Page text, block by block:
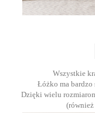
Wszystkie
Łóżko ma
Dzięki wielu
(również